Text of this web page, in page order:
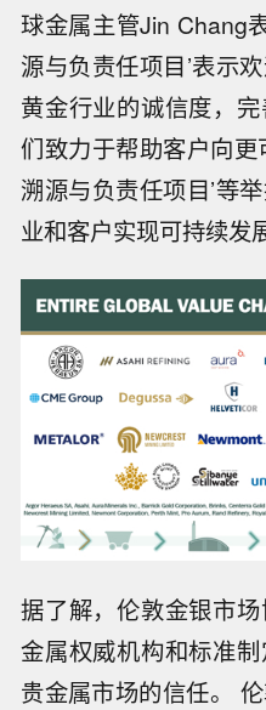
球金属主管Jin Chang
源与负责任项目’表示
黄金行业的诚信度，
们致力于帮助客户向更
溯源与负责任项目’等
业和客户实现可持续发
据了解，伦敦金银市
金属权威机构和标准
贵金属市场的信任。